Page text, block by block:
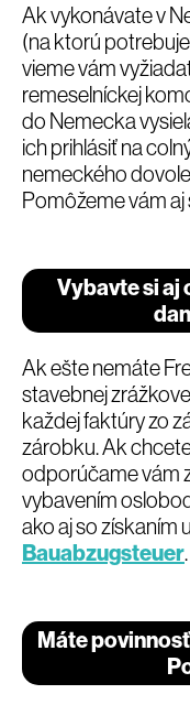
Ak vykonávate v
(na ktorú
vieme vám
remeselníckej
do Nemecka
ich prihlásiť na
nemeckého
Pomôžeme vám
Vybavte si aj
Ak ešte nemáte
stavebnej
každej faktúry zo
zárobku. Ak
odporúčame vám
vybavením
ako aj so získaním
Bauabzugsteuer.
Máte